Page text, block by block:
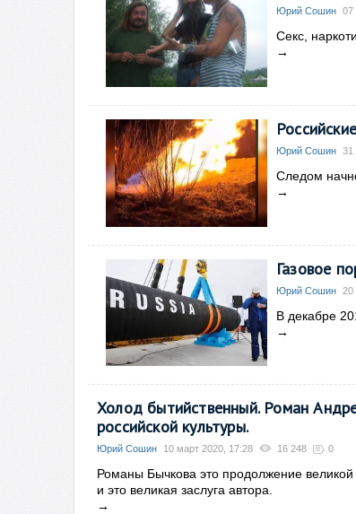
Юрий Сошин 07
Секс,
→
Юрий Сошин 31
Следом
→
Газовое
Юрий Сошин 20
В декабре
→
Холод бытийственный. Роман
российской культуры.
Юрий Сошин 10 март 2020, 17:28 16 248 0
Романы Бычкова это продолжение великой
и это великая заслуга автора.
→